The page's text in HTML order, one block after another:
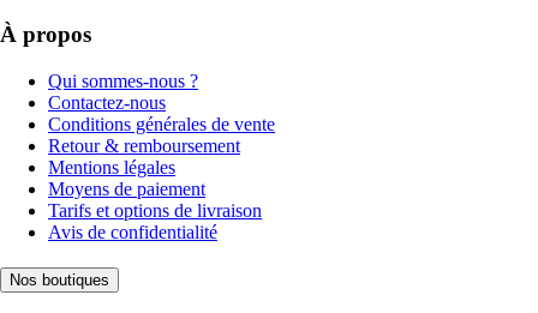
À propos
Qui sommes-nous ?
Contactez-nous
Conditions générales de vente
Retour & remboursement
Mentions légales
Moyens de paiement
Tarifs et options de livraison
Avis de confidentialité
Nos boutiques